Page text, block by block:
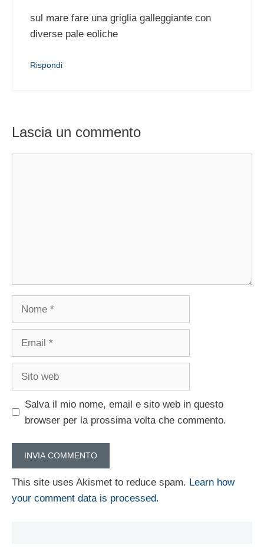
sul mare fare una griglia galleggiante con
diverse pale eoliche
Rispondi
Lascia un commento
Salva il mio nome, email e sito web in questo
browser per la prossima volta che commento.
This site uses Akismet to reduce spam. Learn how
your comment data is processed.